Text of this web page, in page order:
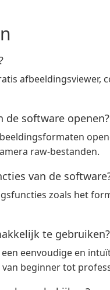
afbeeldingsviewer,
de software openen?
raw-bestanden.
van de
zoals het
te gebruiken?
een eenvoudige en
beginner tot